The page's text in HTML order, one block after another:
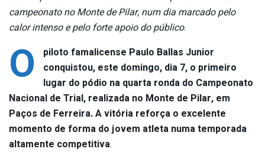
campeonato no Monte de Pilar, num dia marcado pelo
calor intenso e pelo forte apoio do público.
O
piloto famalicense Paulo Ballas Junior
conquistou, este domingo, dia 7, o primeiro
lugar do pódio na quarta ronda do Campeonato
Nacional de Trial, realizada no Monte de Pilar, em
Paços de Ferreira. A vitória reforça o excelente
momento de forma do jovem atleta numa temporada
altamente competitiva.